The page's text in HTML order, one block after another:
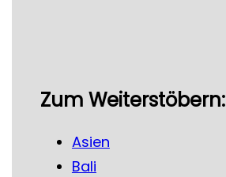
Zum Weiterstöbern:
Asien
Bali